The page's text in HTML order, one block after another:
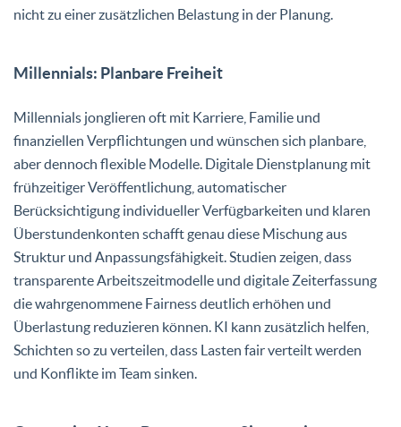
nicht zu einer zusätzlichen Belastung in der Planung.
Millennials: Planbare Freiheit
Millennials jonglieren oft mit Karriere, Familie und
finanziellen Verpflichtungen und wünschen sich planbare,
aber dennoch flexible Modelle. Digitale Dienstplanung mit
frühzeitiger Veröffentlichung, automatischer
Berücksichtigung individueller Verfügbarkeiten und klaren
Überstundenkonten schafft genau diese Mischung aus
Struktur und Anpassungsfähigkeit. Studien zeigen, dass
transparente Arbeitszeitmodelle und digitale Zeiterfassung
die wahrgenommene Fairness deutlich erhöhen und
Überlastung reduzieren können. KI kann zusätzlich helfen,
Schichten so zu verteilen, dass Lasten fair verteilt werden
und Konflikte im Team sinken.